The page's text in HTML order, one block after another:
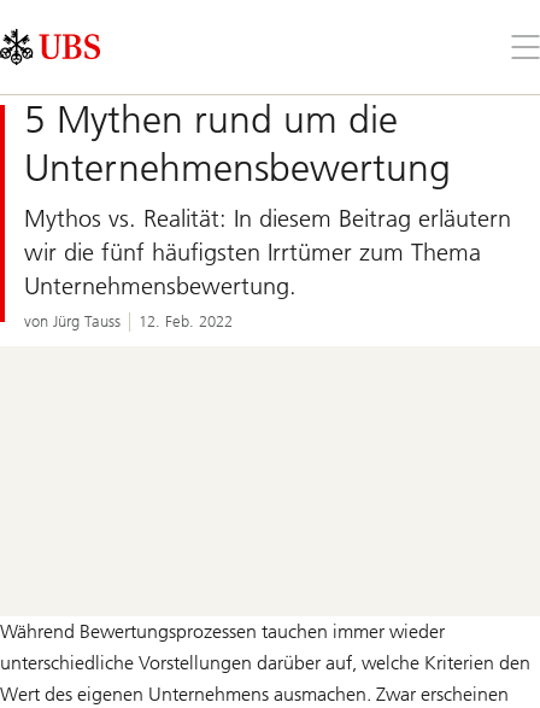
Links
Area
Sie
5 Mythen rund um die
Unternehmensbewertung
Mythos vs. Realität: In diesem Beitrag erläutern
wir die fünf häufigsten Irrtümer zum Thema
Unternehmensbewertung.
von Jürg Tauss 12. Feb. 2022
Während Bewertungsprozessen tauchen immer wieder
unterschiedliche Vorstellungen darüber auf, welche Kriterien den
Wert des eigenen Unternehmens ausmachen. Zwar erscheinen